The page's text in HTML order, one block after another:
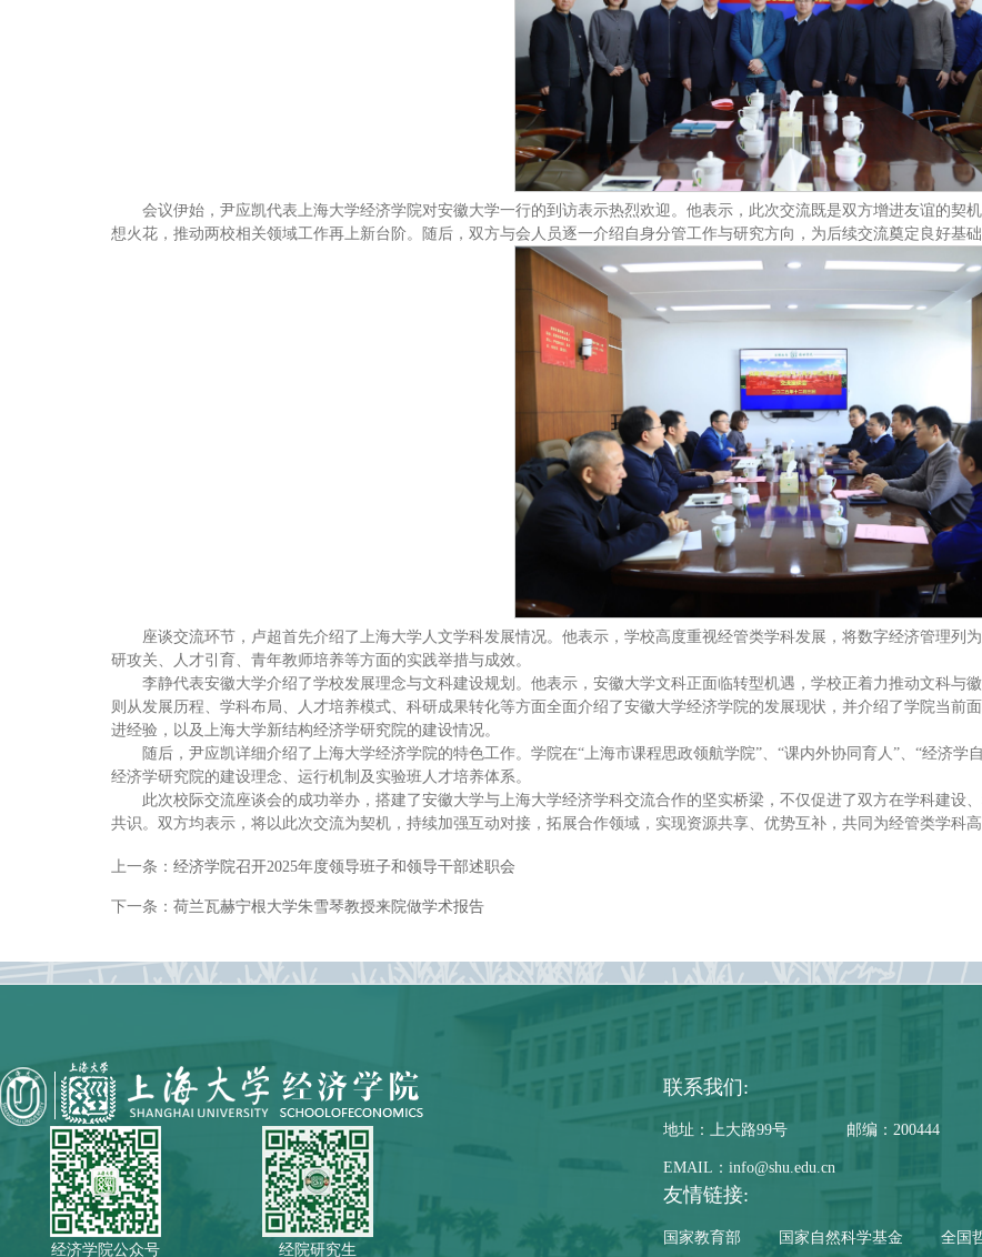
会议伊始，尹应凯代表上海大学经济学院对安徽大学一行的到访表示热烈欢迎。他表示，此次交流既是双方增进友谊的契
想火花，推动两校相关领域工作再上新台阶。随后，双方与会人员逐一介绍自身分管工作与研究方向，为后续交流奠定良好基础
座谈交流环节，卢超首先介绍了上海大学人文学科发展情况。他表示，学校高度重视经管类学科发展，将数字经济管理列
研攻关、人才引育、青年教师培养等方面的实践举措与成效。
李静代表安徽大学介绍了学校发展理念与文科建设规划。他表示，安徽大学文科正面临转型机遇，学校正着力推动文科与
则从发展历程、学科布局、人才培养模式、科研成果转化等方面全面介绍了安徽大学经济学院的发展现状，并介绍了学院当前
进经验，以及上海大学新结构经济学研究院的建设情况。
随后，尹应凯详细介绍了上海大学经济学院的特色工作。学院在“上海市课程思政领航学院”、“课内外协同育人”、“经济
经济学研究院的建设理念、运行机制及实验班人才培养体系。
此次校际交流座谈会的成功举办，搭建了安徽大学与上海大学经济学科交流合作的坚实桥梁，不仅促进了双方在学科建设
共识。双方均表示，将以此次交流为契机，持续加强互动对接，拓展合作领域，实现资源共享、优势互补，共同为经管类学科
上一条： 经济学院召开2025年度领导班子和领导干部述职会
下一条： 荷兰瓦赫宁根大学朱雪琴教授来院做学术报告
经济学院公众号 经院研究生
联系我们:
地址：上大路99号 邮编：200444
EMAIL：info@shu.edu.cn
友情链接:
国家教育部 国家自然科学基金 全国